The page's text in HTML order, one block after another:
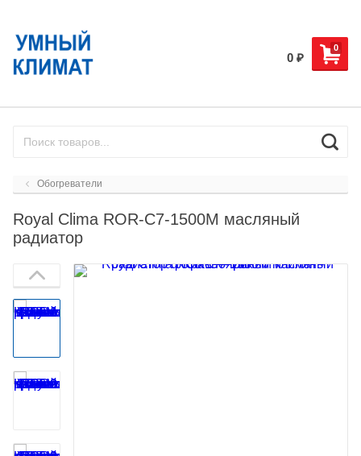
0
0 ₽
Обогреватели
Royal Clima ROR-C7-1500M масляный
радиатор